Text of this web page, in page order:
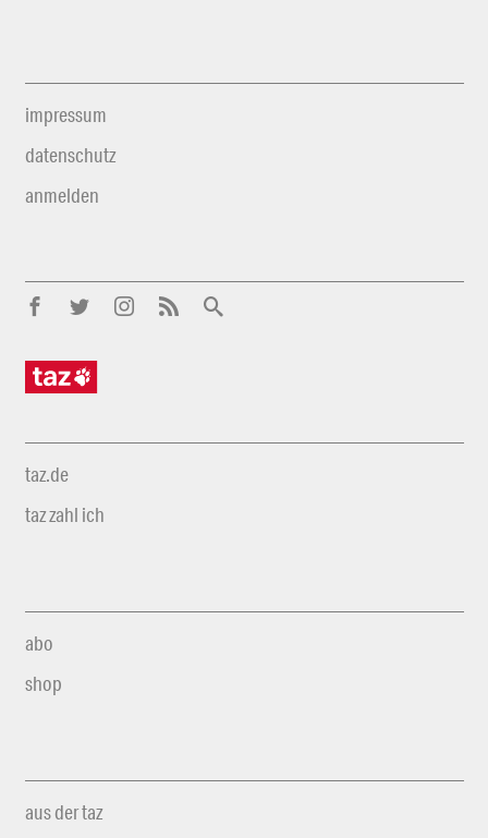
impressum
datenschutz
anmelden
taz.de
taz zahl ich
abo
shop
aus der taz